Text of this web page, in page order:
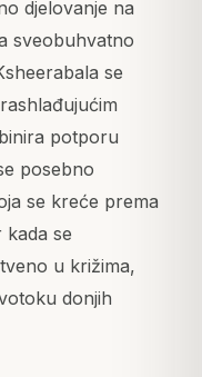
djelovanje na
sveobuhvatno
se
potporu
posebno
se kreće prema
kada se
u križima,
donjih